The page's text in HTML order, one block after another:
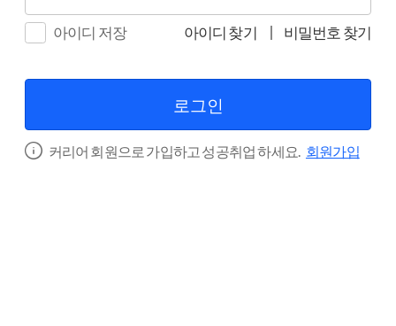
아이디 저장 아이디 찾기 비밀번호 찾기
로그인
커리어 회원으로 가입하고 성공취업 하세요. 회원가입